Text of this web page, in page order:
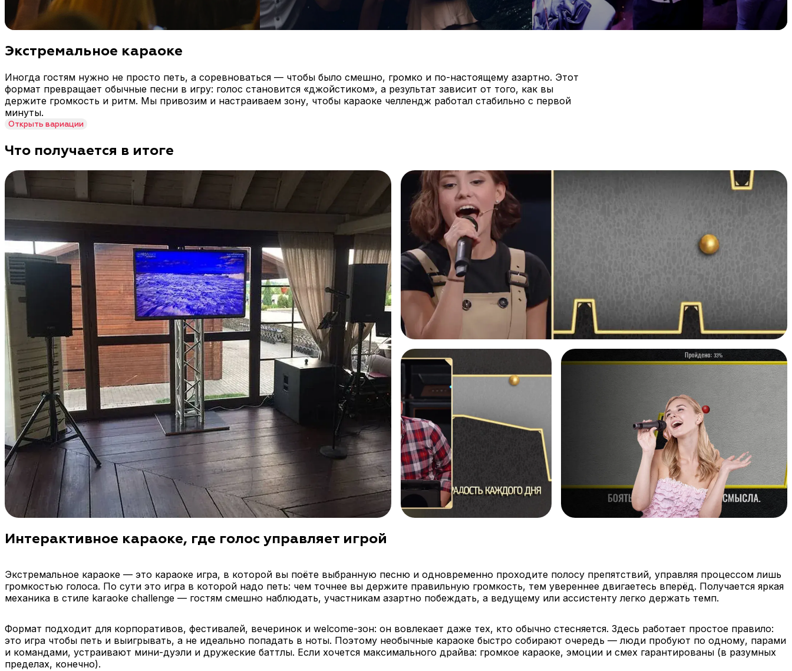
Экстремальное караоке
Иногда гостям нужно не просто петь, а соревноваться — чтобы было смешно, громко и по-настоящему азартно. Этот
формат превращает обычные песни в игру: голос становится «джойстиком», а результат зависит от того, как вы
держите громкость и ритм. Мы привозим и настраиваем зону, чтобы караоке челлендж работал стабильно с первой
минуты.
Открыть вариации
Караоке с препятствиями
Участник поёт и проходит полосу: чистый формат
караоке с препятствиями и караоке наоборот по
Караоке с шариком
Вариант: караоке с шариком добавляет
физическую динамику и делает процесс ещё
смешнее
Если хотите усилить подачу, можно провести с
ведущим и собрать яркий караоке челлендж на
Что получается в итоге
Интерактивное караоке, где голос управляет игрой
Экстремальное караоке — это караоке игра, в которой вы поёте выбранную песню и одновременно проходите полосу препятствий, управляя процессом лишь
громкостью голоса. По сути это игра в которой надо петь: чем точнее вы держите правильную громкость, тем увереннее двигаетесь вперёд. Получается яркая
механика в стиле karaoke challenge — гостям смешно наблюдать, участникам азартно побеждать, а ведущему или ассистенту легко держать темп.
Формат подходит для корпоративов, фестивалей, вечеринок и welcome-зон: он вовлекает даже тех, кто обычно стесняется. Здесь работает простое правило:
это игра чтобы петь и выигрывать, а не идеально попадать в ноты. Поэтому необычные караоке быстро собирают очередь — люди пробуют по одному, парами
и командами, устраивают мини-дуэли и дружеские баттлы. Если хочется максимального драйва: громкое караоке, эмоции и смех гарантированы (в разумных
пределах, конечно).